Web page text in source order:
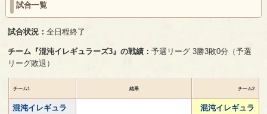
試合一覧
試合状況：全日程終了
チーム『混沌イレギュラーズ3』の戦績：予選リーグ 3勝3敗0分（予選
リーグ敗退）
チーム1 結果 チーム2
混沌イレギュラ
混沌イレギュラ